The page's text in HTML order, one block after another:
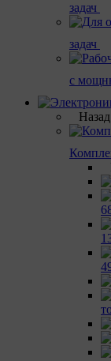
задач
задач
с
Назад